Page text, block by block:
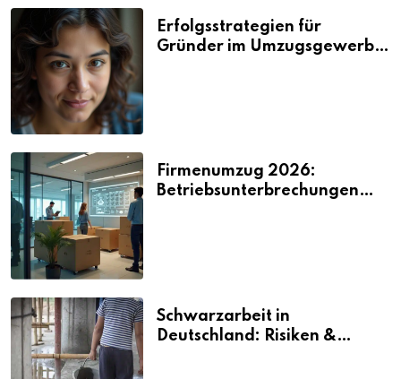
Erfolgsstrategien für
Gründer im Umzugsgewerbe
Firmenumzug 2026:
Betriebsunterbrechungen
Schwarzarbeit in
Deutschland: Risiken &